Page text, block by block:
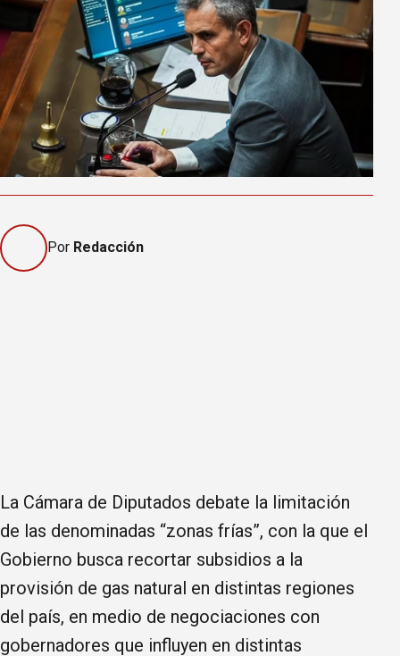
Por Redacción
La Cámara de Diputados debate la limitación
de las denominadas “zonas frías”, con la que el
Gobierno busca recortar subsidios a la
provisión de gas natural en distintas regiones
del país, en medio de negociaciones con
gobernadores que influyen en distintas